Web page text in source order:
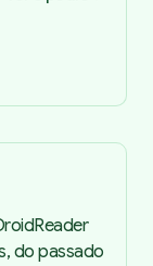
do passado